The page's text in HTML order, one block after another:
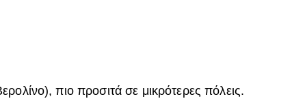
πιο προσιτά σε μικρότερες πόλεις.